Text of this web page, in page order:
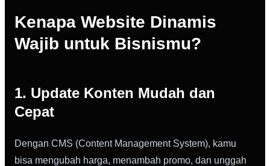
Kenapa Website Dinamis
Wajib untuk Bisnismu?
1. Update Konten Mudah dan
Cepat
Dengan CMS (Content Management System), kamu
bisa mengubah harga, menambah promo, dan unggah